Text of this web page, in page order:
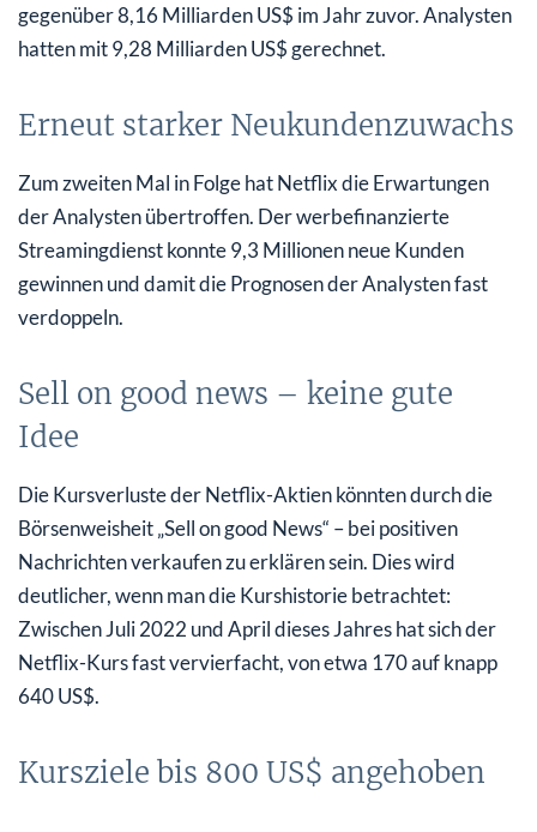
gegenüber 8,16 Milliarden US$ im Jahr zuvor. Analysten
hatten mit 9,28 Milliarden US$ gerechnet.
Erneut starker Neukundenzuwachs
Zum zweiten Mal in Folge hat Netflix die Erwartungen
der Analysten übertroffen. Der werbefinanzierte
Streamingdienst konnte 9,3 Millionen neue Kunden
gewinnen und damit die Prognosen der Analysten fast
verdoppeln.
Sell on good news – keine gute
Idee
Die Kursverluste der Netflix-Aktien könnten durch die
Börsenweisheit „Sell on good News“ – bei positiven
Nachrichten verkaufen zu erklären sein. Dies wird
deutlicher, wenn man die Kurshistorie betrachtet:
Zwischen Juli 2022 und April dieses Jahres hat sich der
Netflix-Kurs fast vervierfacht, von etwa 170 auf knapp
640 US$.
Kursziele bis 800 US$ angehoben